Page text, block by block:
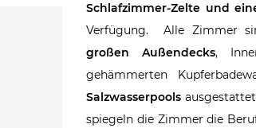
Schlafzimmer-Zelte und
Verfügung. Alle Zimmer
großen Außendecks,
gehämmerten
Salzwasserpools
spiegeln die Zimmer die